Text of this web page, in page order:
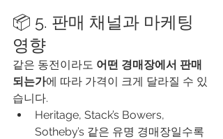
📦 5. 판매 채널과 마케팅
영향
같은 동전이라도 어떤 경매장에서 판매
되는가에 따라 가격이 크게 달라질 수 있
습니다.
Heritage, Stack’s Bowers,
Sotheby’s 같은 유명 경매장일수록